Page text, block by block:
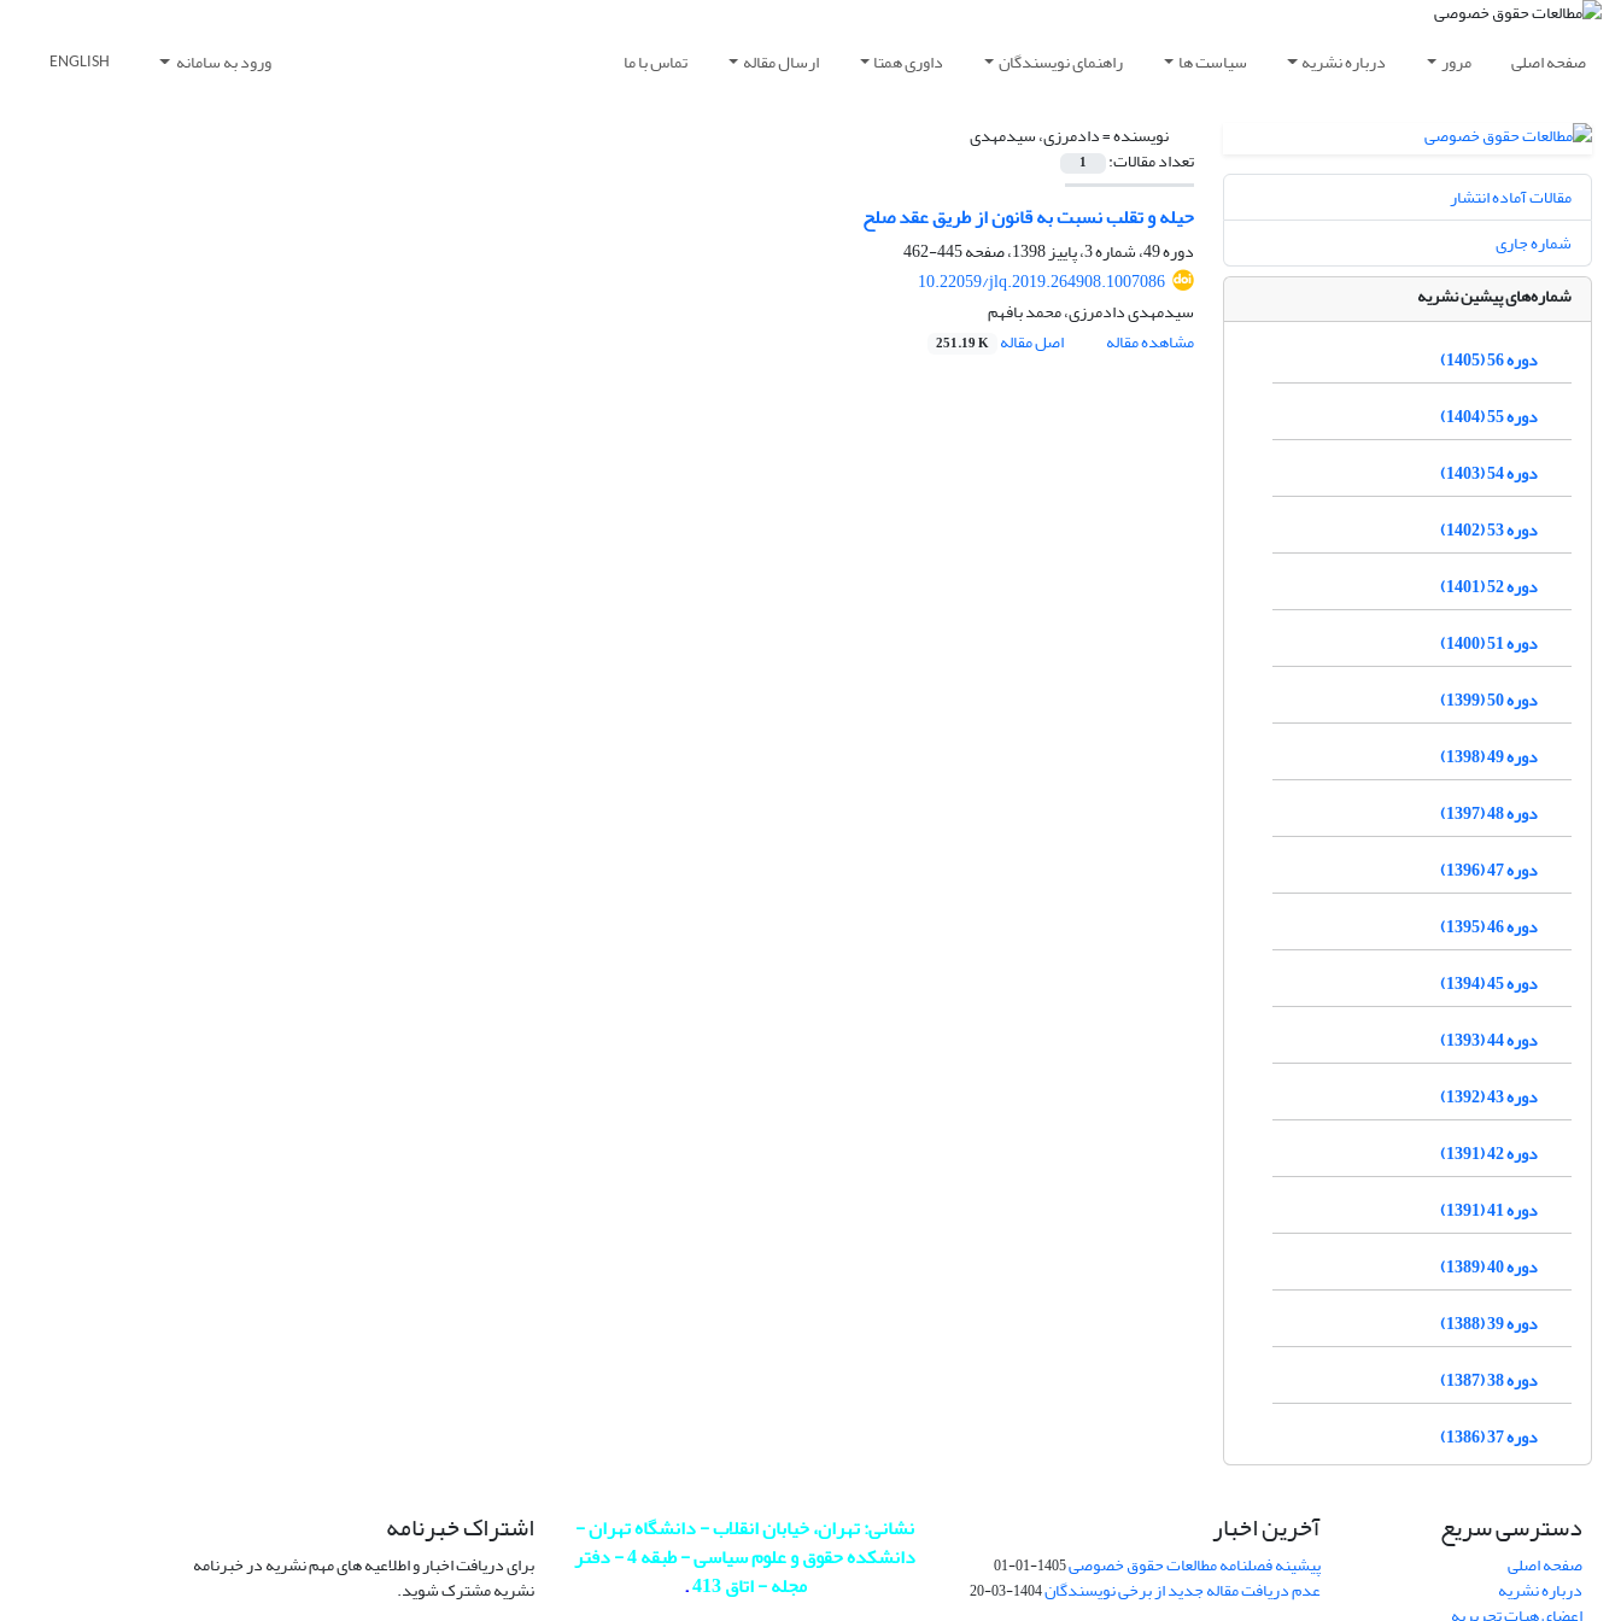
صفحه اصلی مرور درباره نشریه سیاست ها راهنمای نویسندگان داوری همتا ارسال مقاله تماس با ما ورود به سامانه ENGLISH
نویسنده =دادمرزی، سیدمهدی
تعداد مقالات: 1
حیله و تقلب نسبت به قانون از طریق عقد صلح
دوره 49، شماره 3، پاییز 1398، صفحه
445-462
10.22059/jlq.2019.264908.1007086
سیدمهدی دادمرزی، محمد بافهم
مشاهده مقاله
اصل مقاله 251.19 K
مقالات آماده انتشار
شماره جاری
شماره‌های پیشین نشریه
دوره 56 (1405)
دوره 55 (1404)
دوره 54 (1403)
دوره 53 (1402)
دوره 52 (1401)
دوره 51 (1400)
دوره 50 (1399)
دوره 49 (1398)
دوره 48 (1397)
دوره 47 (1396)
دوره 46 (1395)
دوره 45 (1394)
دوره 44 (1393)
دوره 43 (1392)
دوره 42 (1391)
دوره 41 (1391)
دوره 40 (1389)
دوره 39 (1388)
دوره 38 (1387)
دوره 37 (1386)
دسترسی سریع
صفحه اصلی
درباره نشریه
آخرین اخبار
پیشینه فصلنامه مطالعات حقوق خصوصی1405-01-01
عدم دریافت مقاله جدید از برخی نویسندگان1404-03-20
نشانی: تهران، خیابان انقلاب - دانشگاه تهران -
دانشکده حقوق و علوم سیاسی - طبقه 4 - دفتر
مجله - اتاق 413
.
اشتراک خبرنامه
برای دریافت اخبار و اطلاعیه های مهم نشریه در خبرنامه
نشریه مشترک شوید.